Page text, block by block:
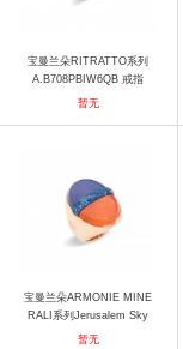
宝曼兰朵RITRATTO系列
A.B708PBIW6QB 戒指
暂无
宝曼兰朵ARMONIE MINE
RALI系列Jerusalem Sky
戒指 戒指
暂无